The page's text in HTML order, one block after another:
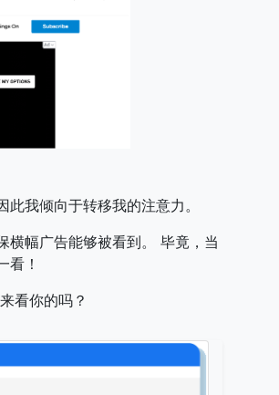
我倾向于转移我的注意力。
横幅广告能够被看到。 毕竟，当
看！
看你的吗？